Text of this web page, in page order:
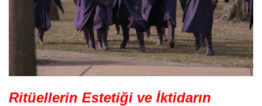
Ritüellerin Estetiği ve İktidarın